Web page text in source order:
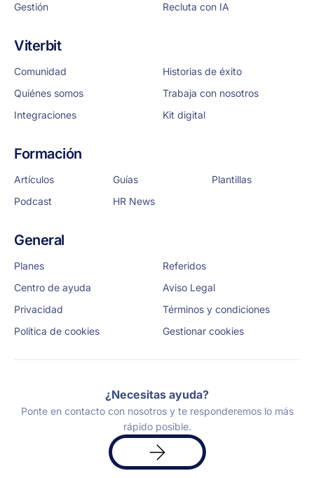
Gestión
Recluta con IA
Viterbit
Comunidad
Historias de éxito
Quiénes somos
Trabaja con nosotros
Integraciones
Kit digital
Formación
Artículos Guías
Plantillas
Podcast
HR News
General
Planes
Referidos
Centro de ayuda
Aviso Legal
Privacidad
Términos y condiciones
Política de cookies
Gestionar cookies
¿Necesitas ayuda?
Ponte en contacto con nosotros y te responderemos lo más
rápido posible.
Solicita
una
demo